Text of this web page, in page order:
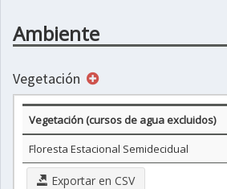
Ambiente
Vegetación
Vegetación (cursos de agua excluidos)
Floresta Estacional Semidecidual
Exportar en CSV